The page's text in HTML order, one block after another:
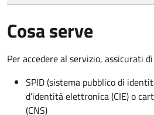
Cosa serve
Per accedere al servizio, assicurati
SPID (sistema pubblico di
d’identità elettronica (CIE) o
(CNS)